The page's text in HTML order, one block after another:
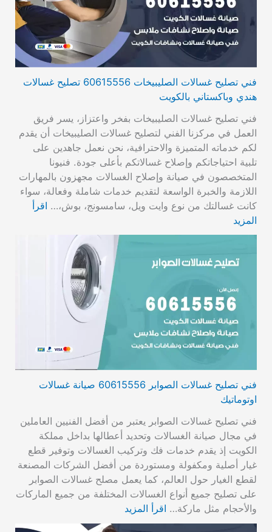
فني تصليح غسالات الصليبيخات 60615556 تصليح غسالات
هندي وباكستاني بالكويت
فني تصليح غسالات الصليبيخات بفخر واعتزاز، يسر فريق
العمل في مركزنا الفني لتصليح غسالات الصليبيخات أن يقدم
لكم خدماته المتميزة والاحترافية، نحن نعمل جاهدين على
تلبية احتياجاتكم وإصلاح غسالاتكم بأعلى جودة. فنيونا
المتخصصون في صيانة وإصلاح الغسالات مجهزون بالمهارات
اللازمة والخبرة الواسعة لتقديم خدمات شاملة وفعالة، سواء
كانت غسالتك من نوع وايت ويل، سامسونج، بوش،… اقرأ
المزيد
فني تصليح غسالات الصوابر 60615556 صيانة غسالات
اوتوماتيك
فني تصليح غسالات الصوابر يعتبر من أفضل الفنيين العاملين
في مجال صيانة الغسالات وتحديد أعطالها بداخل مملكة
الكويت إذ يقدم خدمات فك وتركيب الغسالات وتوفير قطع
غيار أصلية ومكفولة ومستوردة من أفضل الشركات المصنعة
لقطع الغيار حول العالم، كما يعمل مصلح غسالات الصوابر
على تصليح جميع أنواع الغسالات المختلفة من جميع الماركات
والأحجام مثل ماركة… اقرأ المزيد